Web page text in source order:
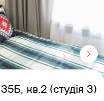
кв.2 (студія 3)